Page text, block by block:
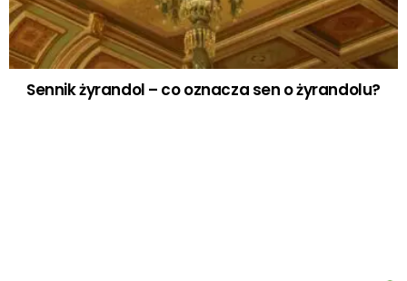
Sennik żyrandol – co oznacza sen o żyrandolu?